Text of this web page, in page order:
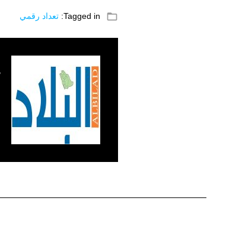
folder_open
Tagged in: تعداد رقمي